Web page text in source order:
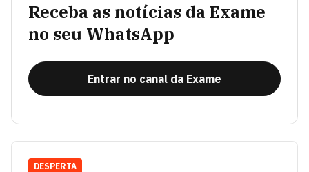
Receba as notícias da Exame
no seu WhatsApp
Entrar no canal da Exame
DESPERTA